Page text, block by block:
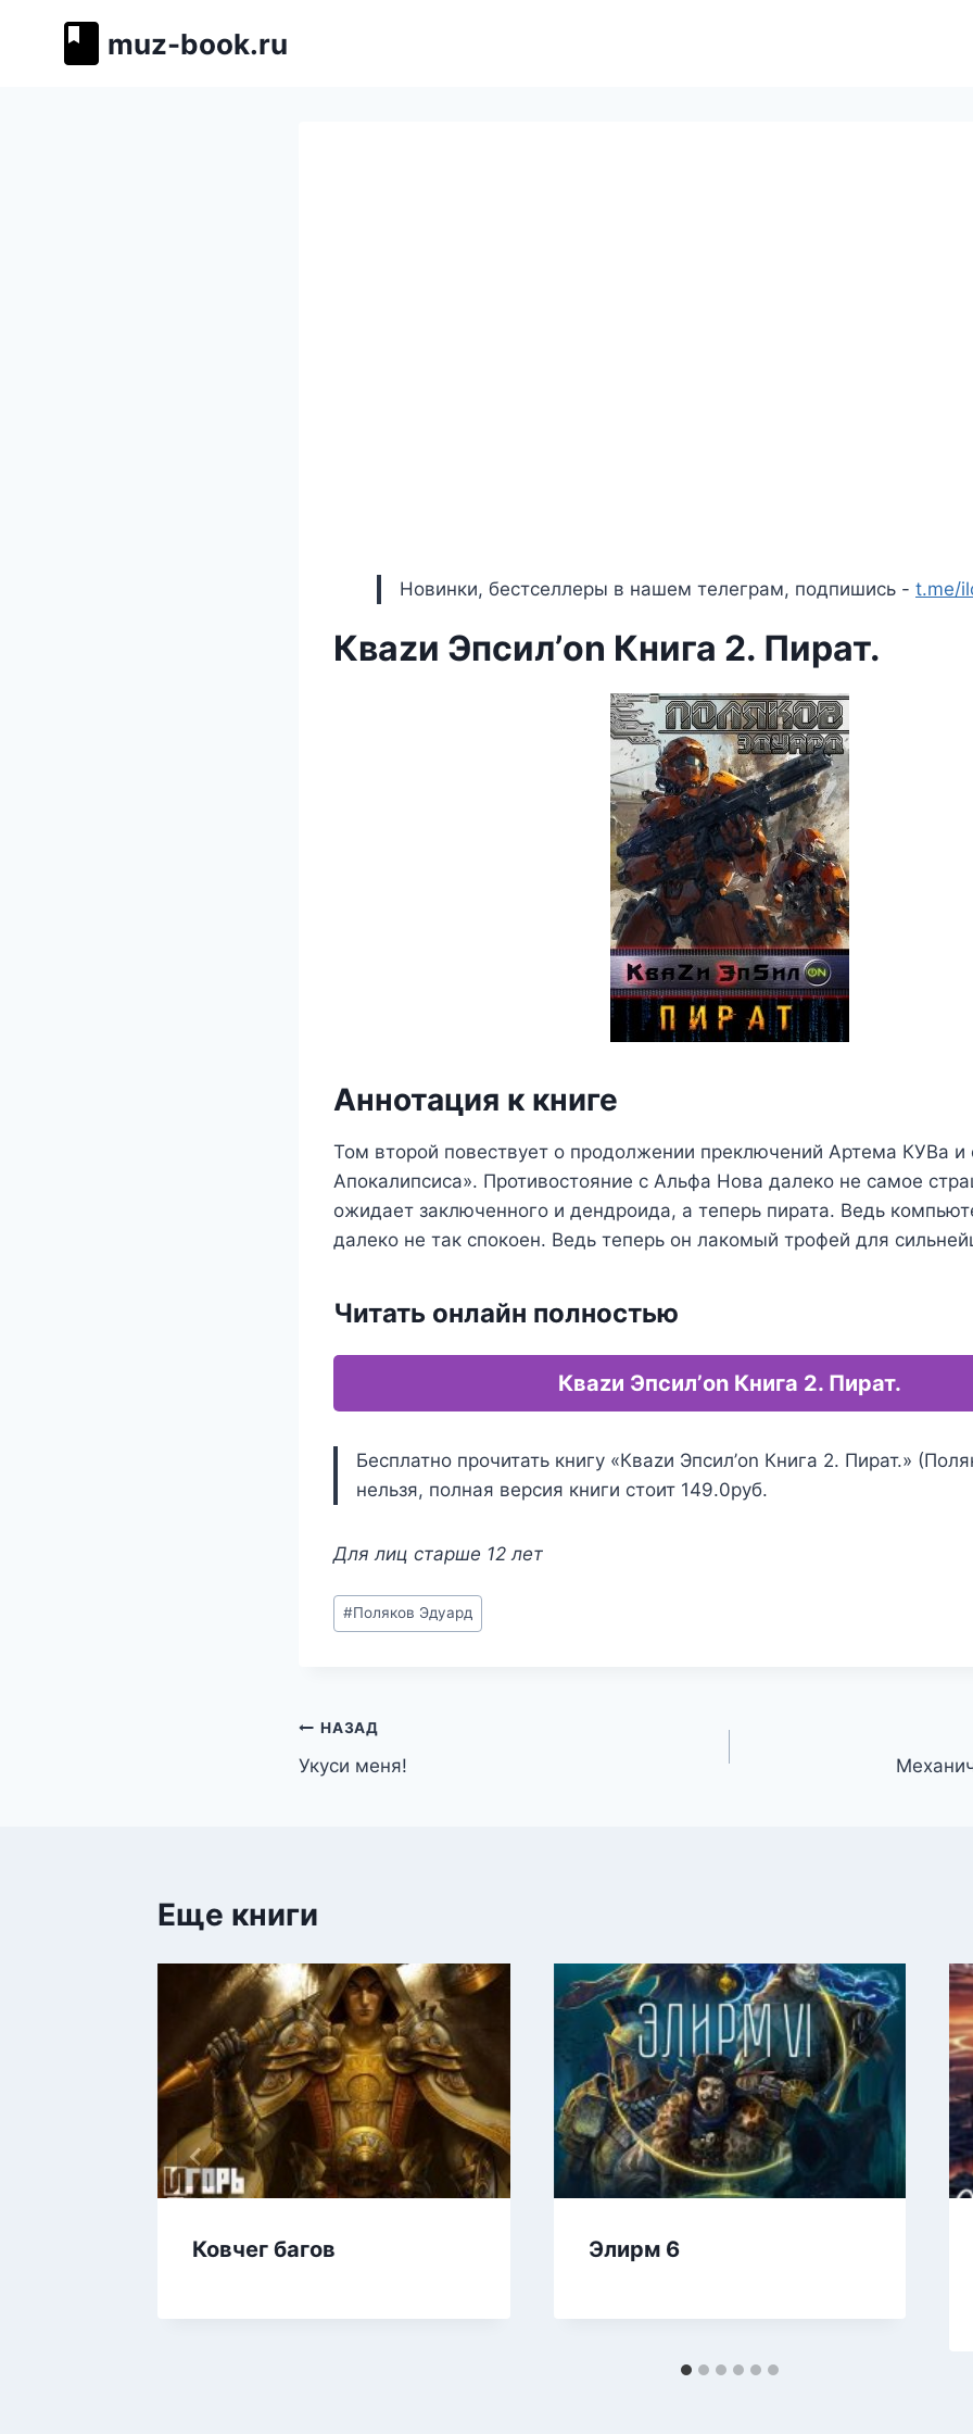
muz-book.ru
Новинки, бестселлеры в нашем телеграм, подпишись - t.me/
Кваzи Эпсил’on Книга 2. Пират.
Аннотация к книге
Том второй повествует о продолжении преключений Артема КУВа и
Апокалипсиса». Противостояние с Альфа Нова далеко не самое
ожидает заключенного и дендроида, а теперь пирата. Ведь
далеко не так спокоен. Ведь теперь он лакомый трофей для
Читать онлайн полностью
Кваzи Эпсил’on Книга 2. Пират.
Бесплатно прочитать книгу «Кваzи Эпсил’on Книга 2. Пират.»
нельзя, полная версия книги стоит 149.0руб.
Для лиц старше 12 лет
Метки
записи:
#Поляков Эдуард
Навигация
по
НАЗАД
Укуси меня!
Еще книги
Ковчег багов Элирм 6